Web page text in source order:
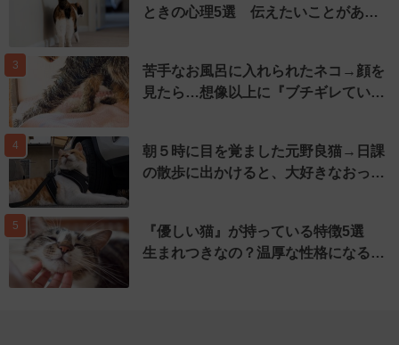
ときの心理5選 伝えたいことがあ…
3
苦手なお風呂に入れられたネコ→顔を
見たら…想像以上に『ブチギレてい…
4
朝５時に目を覚ました元野良猫→日課
の散歩に出かけると、大好きなおっ…
5
『優しい猫』が持っている特徴5選
生まれつきなの？温厚な性格になる…